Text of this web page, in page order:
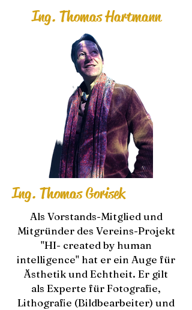
Ing. Thomas Hartmann
Ing. Thomas Gorisek
Als Vorstands-Mitglied und
Mitgründer des Vereins-Projekt
"HI- created by human
intelligence" hat er ein Auge für
Ästhetik und Echtheit. Er gilt
als Experte für Fotografie,
Lithografie (Bildbearbeiter) und